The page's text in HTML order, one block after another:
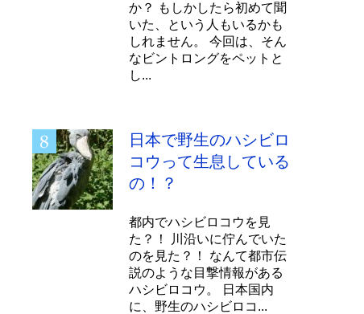
か？ もしかしたら初めて聞
いた、という人もいるかも
しれません。 今回は、そん
なビントロングをペットと
し...
日本で野生のハシビロ
コウって生息している
の！？
都内でハシビロコウを見
た？！ 川沿いに佇んでいた
のを見た？！ なんて都市伝
説のような目撃情報がある
ハシビロコウ。 日本国内
に、野生のハシビロコ...